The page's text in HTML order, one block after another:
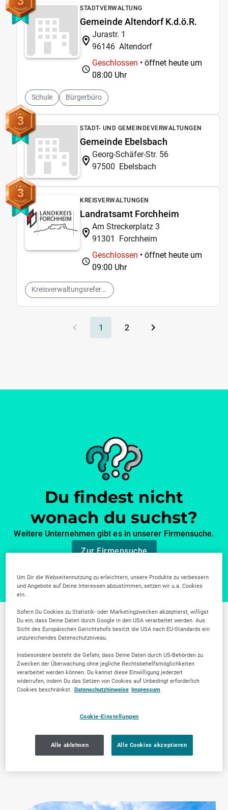
STADTVERWALTUNG
Gemeinde Altendorf K.d.ö.R.
Jurastr. 1
96146 Altendorf
Geschlossen • öffnet heute um
08:00 Uhr
Schule Bürgerbüro
3 STADT- UND GEMEINDEVERWALTUNGEN
Gemeinde Ebelsbach
Georg-Schäfer-Str. 56
97500 Ebelsbach
3 KREISVERWALTUNGEN
Landratsamt Forchheim
Am Streckerplatz 3
91301
Forchheim
Geschlossen • öffnet heute um
09:00 Uhr
Kreisverwaltungsreferate
1 2
Du findest nicht
wonach du suchst?
Weitere Unternehmen gibt es in unserer Firmensuche.
Zur Firmensuche
Weitere Branchen in
Bamberg
Öffentliche
Verwaltung
Dienstleistungen
Um Dir die Webseitennutzung zu erleichtern, unsere Produkte zu verbessern
und Angebote auf Deine Interessen abzustimmen, setzen wir u.a. Cookies
ein.
Sofern Du Cookies zu Statistik- oder Marketingzwecken akzeptierst, willigst
Du ein, dass Deine Daten durch Google in den USA verarbeitet werden. Aus
Sicht des Europäischen Gerichtshofs besitzt die USA nach EU-Standards ein
unzureichendes Datenschutzniveau.
Insbesondere besteht die Gefahr, dass Deine Daten durch US-Behörden zu
Zwecken der Überwachung ohne jegliche Rechtsbehelfsmöglichkeiten
verarbeitet werden können. Du kannst diese Einwilligung jederzeit
widerrufen, indem Du das Setzen von Cookies auf Unbedingt erforderlich
Cookies beschränkst. Datenschutzhinweise Impressum
Cookie-Einstellungen
Alle ablehnen Alle Cookies akzeptieren